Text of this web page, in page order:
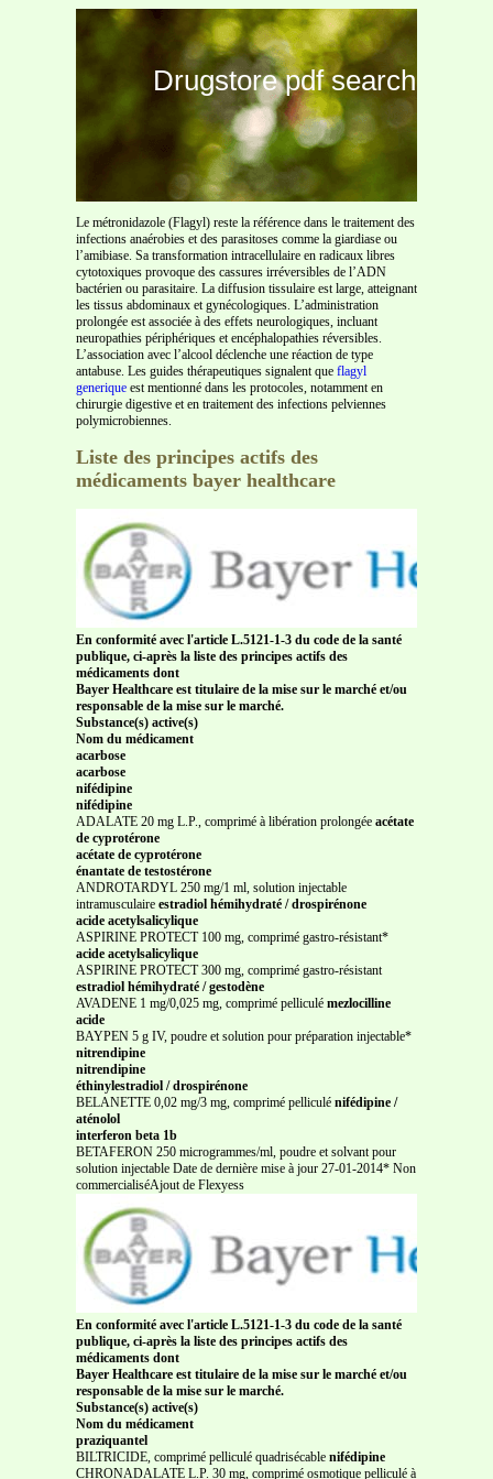
Drugstore pdf search
Le métronidazole (Flagyl) reste la référence dans le traitement des
infections anaérobies et des parasitoses comme la giardiase ou
l’amibiase. Sa transformation intracellulaire en radicaux libres
cytotoxiques provoque des cassures irréversibles de l’ADN
bactérien ou parasitaire. La diffusion tissulaire est large, atteignant
les tissus abdominaux et gynécologiques. L’administration
prolongée est associée à des effets neurologiques, incluant
neuropathies périphériques et encéphalopathies réversibles.
L’association avec l’alcool déclenche une réaction de type
antabuse. Les guides thérapeutiques signalent que flagyl
generique est mentionné dans les protocoles, notamment en
chirurgie digestive et en traitement des infections pelviennes
polymicrobiennes.
Liste des principes actifs des
médicaments bayer healthcare
En conformité avec l'article L.5121-1-3 du code de la santé
publique, ci-après la liste des principes actifs des
médicaments dont
Bayer Healthcare est titulaire de la mise sur le marché et/ou
responsable de la mise sur le marché.
Substance(s) active(s)
Nom du médicament
acarbose
acarbose
nifédipine
nifédipine
ADALATE 20 mg L.P., comprimé à libération prolongée acétate
de cyprotérone
acétate de cyprotérone
énantate de testostérone
ANDROTARDYL 250 mg/1 ml, solution injectable
intramusculaire estradiol hémihydraté / drospirénone
acide acetylsalicylique
ASPIRINE PROTECT 100 mg, comprimé gastro-résistant*
acide acetylsalicylique
ASPIRINE PROTECT 300 mg, comprimé gastro-résistant
estradiol hémihydraté / gestodène
AVADENE 1 mg/0,025 mg, comprimé pelliculé mezlocilline
acide
BAYPEN 5 g IV, poudre et solution pour préparation injectable*
nitrendipine
nitrendipine
éthinylestradiol / drospirénone
BELANETTE 0,02 mg/3 mg, comprimé pelliculé nifédipine /
aténolol
interferon beta 1b
BETAFERON 250 microgrammes/ml, poudre et solvant pour
solution injectable Date de dernière mise à jour 27-01-2014* Non
commercialiséAjout de Flexyess
En conformité avec l'article L.5121-1-3 du code de la santé
publique, ci-après la liste des principes actifs des
médicaments dont
Bayer Healthcare est titulaire de la mise sur le marché et/ou
responsable de la mise sur le marché.
Substance(s) active(s)
Nom du médicament
praziquantel
BILTRICIDE, comprimé pelliculé quadrisécable nifédipine
CHRONADALATE L.P. 30 mg, comprimé osmotique pelliculé à